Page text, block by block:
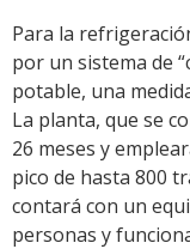
Para la
por un sistema de
potable, una
La planta, que se
26 meses y
pico de hasta 800
contará con un
personas y